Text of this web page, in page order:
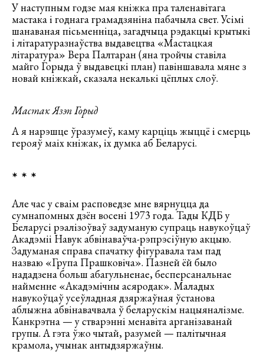
У наступным годзе мая кніжка пра таленавітага
мастака і годнага грамадзяніна пабачыла свет. Усімі
шанаваная пісьменніца, загадчыца рэдакцыі крытыкі
і літаратуразнаўства выдавецтва «Мастацкая
літаратура» Вера Палтаран (яна тройчы ставіла
майго Горыда ў выдавецкі план) павіншавала мяне з
новай кніжкай, сказала некалькі цёплых слоў.
Мастак Язэп Горыд
А я нарэшце ўразумеў, каму карціць жыццё і смерць
герояў маіх кніжак, іх думка аб Беларусі.
* * *
Але час у сваім расповедзе мне вярнуцца да
сумнапомных дзён восені 1973 года. Тады КДБ у
Беларусі рэалізоўваў задуманую супраць навукоўцаў
Акадэміі Навук абвінаваўча-рэпрэсіўную акцыю.
Задуманая справа спачатку фігуравала там пад
назваю «Група Прашковіча». Пазней ёй было
нададзена больш абагульненае, бесперсанальнае
найменне «Акадэмічны асяродак». Маладых
навукоўцаў усеўладная дзяржаўная ўстанова
аблыжна абвінавачвала ў беларускім нацыяналізме.
Канкрэтна — у стварэнні менавіта арганізаванай
групы. А гэта ўжо чытай, разумей — палітычная
крамола, учынак антыдзяржаўны.